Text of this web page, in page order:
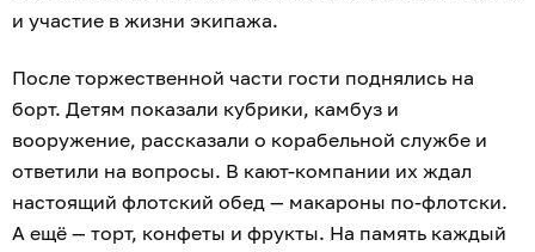
и участие в жизни экипажа.
После торжественной части гости поднялись на
борт. Детям показали кубрики, камбуз и
вооружение, рассказали о корабельной службе и
ответили на вопросы. В кают-компании их ждал
настоящий флотский обед — макароны по-флотски.
А ещё — торт, конфеты и фрукты. На память каждый